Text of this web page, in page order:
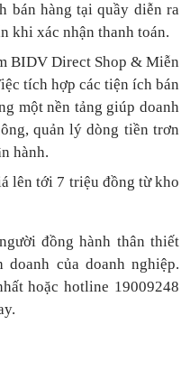
bán hàng tại quầy diễn ra
khi xác nhận thanh toán.
BIDV Direct Shop & Miễn
tích hợp các tiện ích bán
một nền tảng giúp doanh
quản lý dòng tiền trơn
hành.
lên tới 7 triệu đồng từ kho
đồng hành thân thiết
của doanh nghiệp.
hoặc hotline 19009248